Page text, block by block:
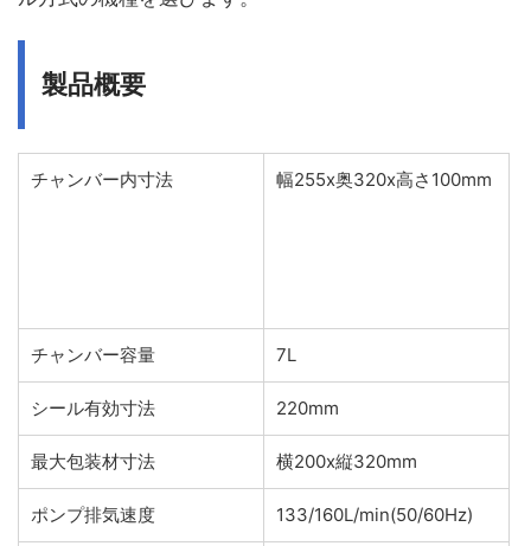
製品概要
チャンバー内寸法 幅255x奥320x高さ100mm
チャンバー容量 7L
シール有効寸法 220mm
最大包装材寸法 横200x縦320mm
ポンプ排気速度 133/160L/min(50/60Hz)